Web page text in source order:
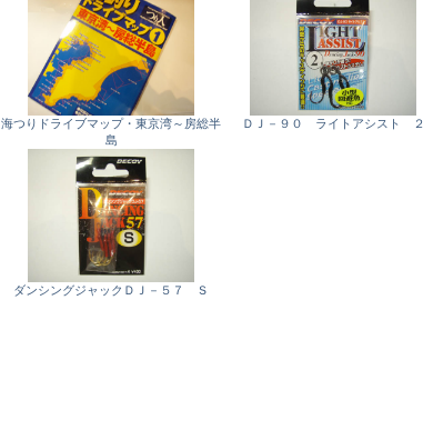
海つりドライブマップ・東京湾～房総半
島
ＤＪ－９０ ライトアシスト ２
ダンシングジャックＤＪ－５７ Ｓ